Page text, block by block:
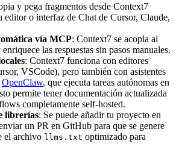
y pega fragmentos desde Context7
editor o interfaz de Chat de Cursor, Claude,
vía MCP: Context7 se acopla al
las respuestas sin pasos manuales.
: Context7 funciona con editores
VSCode), pero también con asistentes
OpenClaw, que ejecuta tareas autónomas en
permite tener documentación actualizada
completamente self-hosted.
librerías: Se puede añadir tu proyecto en
un PR en GitHub para que se genere
el archivo llms.txt optimizado para